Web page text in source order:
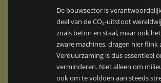
De bouwsector is
deel van de CO₂-uitstoot
zoals beton en staal, maar ook
zware machines, dragen hier flink
Verduurzaming is dus essentieel
verminderen. Niet alleen om
ook om te voldoen aan steeds